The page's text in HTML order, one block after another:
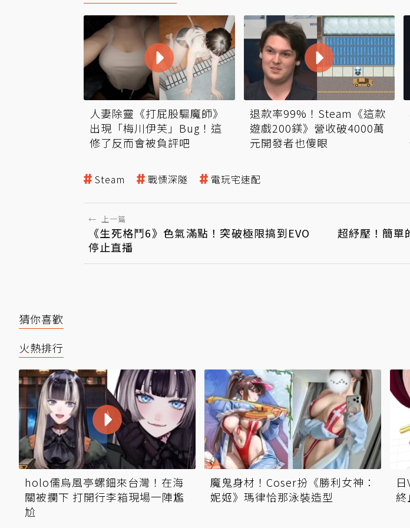
人妻除靈《打屁股驅魔師》
出現「梅川伊芙」Bug！這
修了反而會被負評吧
退款率99%！Steam《這款
遊戲200鎂》營收破4000萬
元開發者也傻眼
Steam 戰慄深隧 電玩宅速配
← 上一篇
《生死格鬥6》色氣滿點！突破極限搞到EVO
停止直播
超紓壓！簡單
猜你喜歡
火熱排行
holo儒烏風亭螺鈿來台灣！在海
關被攔下 打開行李箱現場一陣尷
尬
魔鬼身材！Coser扮《勝利女神：
妮姬》瑪律恰那泳裝造型